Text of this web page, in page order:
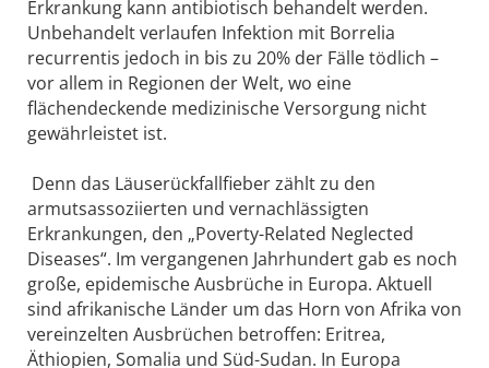
Erkrankung kann antibiotisch behandelt werden.
Unbehandelt verlaufen Infektion mit Borrelia
recurrentis jedoch in bis zu 20% der Fälle tödlich –
vor allem in Regionen der Welt, wo eine
flächendeckende medizinische Versorgung nicht
gewährleistet ist.
Denn das Läuserückfallfieber zählt zu den
armutsassoziierten und vernachlässigten
Erkrankungen, den „Poverty-Related Neglected
Diseases“. Im vergangenen Jahrhundert gab es noch
große, epidemische Ausbrüche in Europa. Aktuell
sind afrikanische Länder um das Horn von Afrika von
vereinzelten Ausbrüchen betroffen: Eritrea,
Äthiopien, Somalia und Süd-Sudan. In Europa